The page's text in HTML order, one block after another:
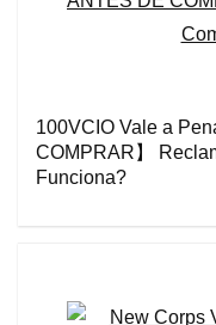
100VCIO Vale a
COMPRAR】
Funciona?